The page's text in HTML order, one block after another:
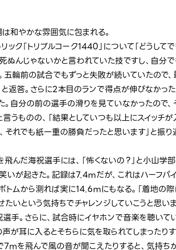
和やかな雰囲気に包まれる。
ク「トリプルコーク1440」について「どうして
ぬんじゃないかと言われていた技ですし、自分
五輪前の試合でもずっと失敗が続いていたので
返答。さらに2本目のランで得点が伸びなかっ
。自分の前の選手の滑りを見ていなかったので
うものの、「結果としていつも以上にスイッチ
れでも紙一重の勝負だったと思います」と振り
んだ海祝選手には、「怖くないの？」と小山学
が起きた。記録は7.4mだが、これはハーフパ
トムから測れば実に14.6mにもなる。「着地の
いという気持ちでチャレンジしていこうと思い
手。さらに、試合時にイヤホンで音楽を聴いて
が耳に入るとそちらに気を取られてしまったり
を飛んで風の音が聞こえたりすると、気持ち